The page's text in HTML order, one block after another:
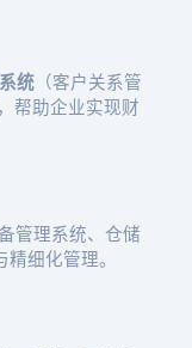
统 （客户关系管
帮助企业实现财
管理系统、仓储
细化管理。